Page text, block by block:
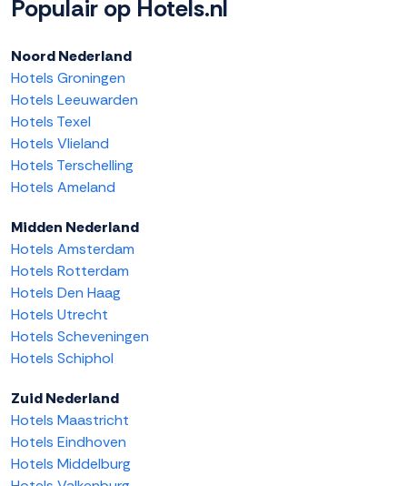
Populair op Hotels.nl
Noord Nederland
Hotels Groningen
Hotels Leeuwarden
Hotels Texel
Hotels Vlieland
Hotels Terschelling
Hotels Ameland
Midden Nederland
Hotels Amsterdam
Hotels Rotterdam
Hotels Den Haag
Hotels Utrecht
Hotels Scheveningen
Hotels Schiphol
Zuid Nederland
Hotels Maastricht
Hotels Eindhoven
Hotels Middelburg